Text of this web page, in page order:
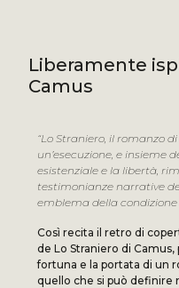
Liberamente
Camus
“Lo Straniero, il romanzo
un’esecuzione, e insieme
esistenziale e la libertà,
testimonianze narrative
emblema della condizione
Così recita il retro di
de Lo Straniero di
fortuna e la portata di un
quello che si può definire